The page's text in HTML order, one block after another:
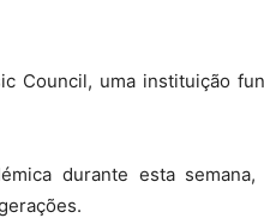
Council, uma instituição
durante esta